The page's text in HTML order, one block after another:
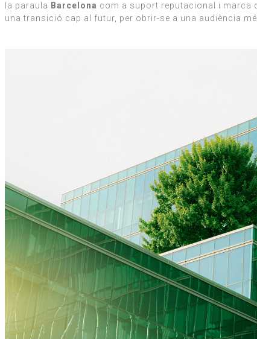
la paraula Barcelona com a suport reputacional i marca
una transició cap al futur, per obrir-se a una audiència